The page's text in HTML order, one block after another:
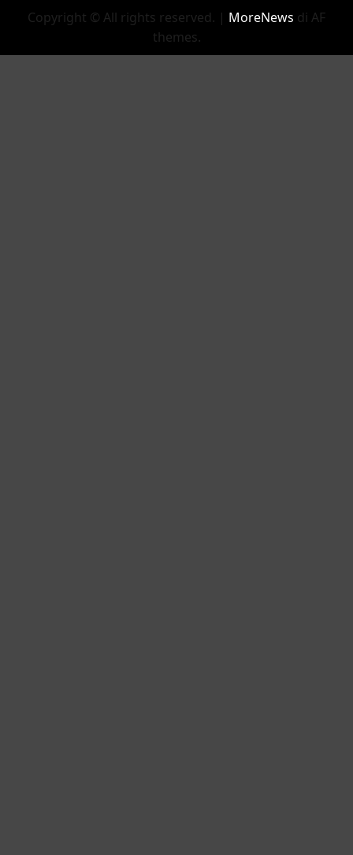
Copyright © All rights reserved. | MoreNews di AF
themes.